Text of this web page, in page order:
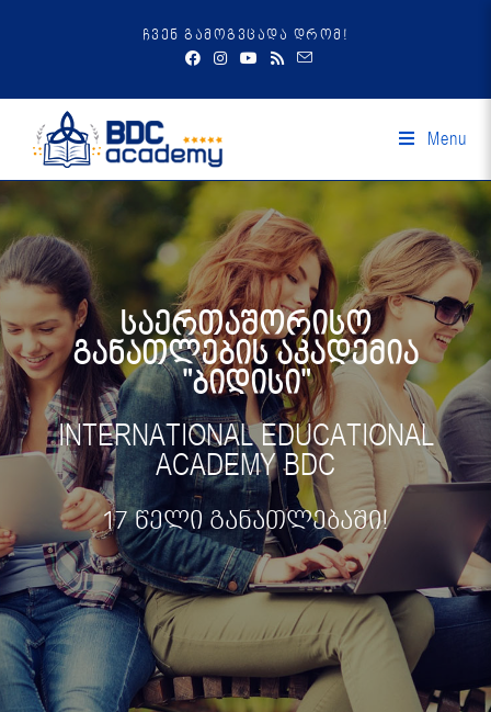
ჩვენ გამოგვცადა დრომ!
Menu
საერთაშორისო
განათლების აკადემია
"ბიდისი"
INTERNATIONAL EDUCATIONAL
ACADEMY BDC
17 წელი განათლებაში!